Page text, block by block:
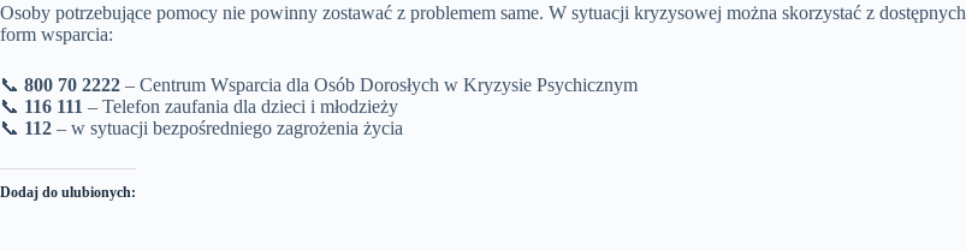
Osoby potrzebujące pomocy nie powinny zostawać z problemem same. W sytuacji kryzysowej można skorzystać z dostępnych
form wsparcia:
📞 800 70 2222 – Centrum Wsparcia dla Osób Dorosłych w Kryzysie Psychicznym
📞 116 111 – Telefon zaufania dla dzieci i młodzieży
📞 112 – w sytuacji bezpośredniego zagrożenia życia
Dodaj do ulubionych: